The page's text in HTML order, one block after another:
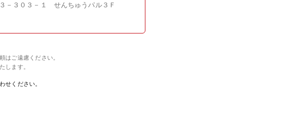
－３０３－１ せんちゅうパル３Ｆ
はご遠慮ください。
します。
せください。